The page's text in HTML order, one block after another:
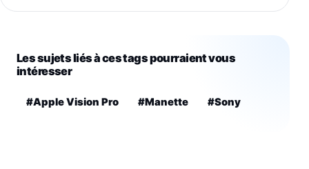
Les sujets liés à ces tags pourraient vous
intéresser
#Apple Vision Pro #Manette #Sony